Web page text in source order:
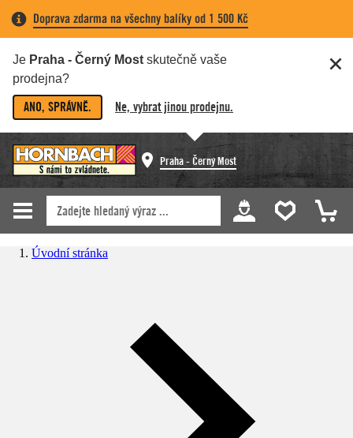
Doprava zdarma na všechny balíky od 1 500 Kč
Je Praha - Černý Most skutečně vaše
prodejna?
ANO, SPRÁVNĚ. Ne, vybrat jinou prodejnu.
Praha - Černý Most
Úvodní stránka